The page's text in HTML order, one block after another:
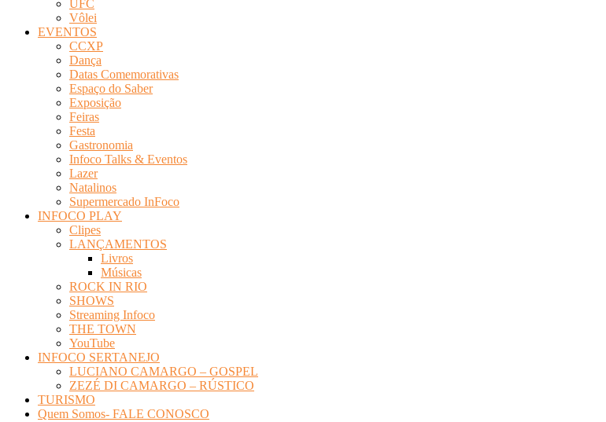
UFC
Vôlei
EVENTOS
CCXP
Dança
Datas Comemorativas
Espaço do Saber
Exposição
Feiras
Festa
Gastronomia
Infoco Talks & Eventos
Lazer
Natalinos
Supermercado InFoco
INFOCO PLAY
Clipes
LANÇAMENTOS
Livros
Músicas
ROCK IN RIO
SHOWS
Streaming Infoco
THE TOWN
YouTube
INFOCO SERTANEJO
LUCIANO CAMARGO – GOSPEL
ZEZÉ DI CAMARGO – RÚSTICO
TURISMO
Quem Somos- FALE CONOSCO